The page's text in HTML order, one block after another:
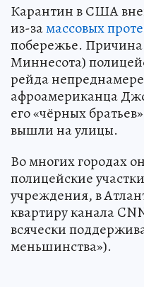
Карантин в США
из-замассовых
побережье.
Миннесота)
рейда
афроамериканца
его «чёрных
вышли на улицы.
Во многих городах
полицейские
учреждения, в
квартиру канала
всячески
меньшинства»).